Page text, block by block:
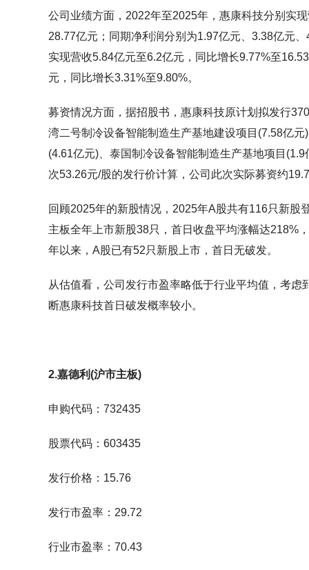
公司业绩方面，2022年至2025年，惠康科技分别实
28.77亿元；同期净利润分别为1.97亿元、3.38亿元
实现营收5.84亿元至6.2亿元，同比增长9.77%至
元，同比增长3.31%至9.80%。
募资情况方面，据招股书，惠康科技原计划拟发行
湾二号制冷设备智能制造生产基地建设项目(7.58亿
(4.61亿元)、泰国制冷设备智能制造生产基地项目
次53.26元/股的发行价计算，公司此次实际募资约
回顾2025年的新股情况，2025年A股共有116只新股
主板全年上市新股38只，首日收盘平均涨幅达218%
年以来，A股已有52只新股上市，首日无破发。
从估值看，公司发行市盈率略低于行业平均值，考
断惠康科技首日破发概率较小。
2.嘉德利(沪市主板)
申购代码：732435
股票代码：603435
发行价格：15.76
发行市盈率：29.72
行业市盈率：70.43